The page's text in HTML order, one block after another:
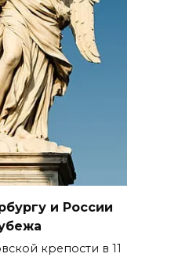
и России
крепости в 11